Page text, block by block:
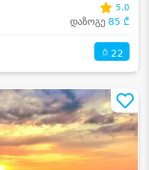
5.0
დაზოგე 85 ₾
22